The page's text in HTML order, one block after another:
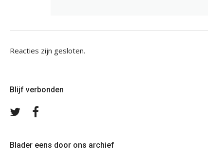
Reacties zijn gesloten.
Blijf verbonden
Volg
Blader eens door ons archief